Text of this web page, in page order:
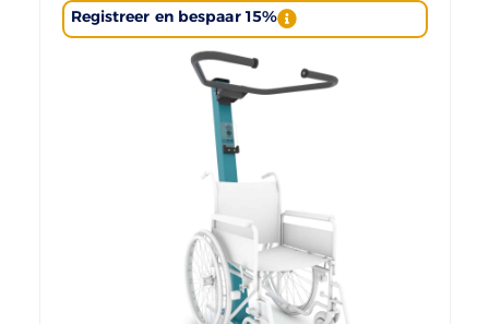
Registreer en bespaar 15%